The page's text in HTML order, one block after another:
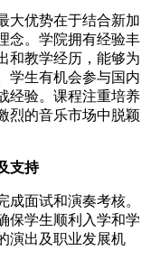
优势在于结合新加
念。学院拥有经验丰
和教学经历，能够为
学生有机会参与国内
经验。课程注重培养
烈的音乐市场中脱颖
支持
面试和演奏考核。
保学生顺利入学和学
演出及职业发展机